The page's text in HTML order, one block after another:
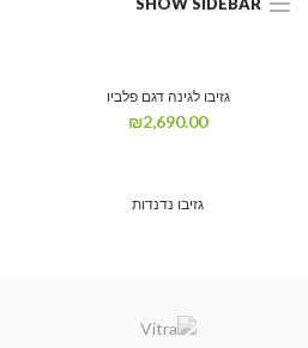
גזיבו לגינה דגם פלביו
₪2,690.00
גזיבו נדנדות